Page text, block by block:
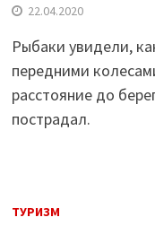
22.04.2020
Рыбаки увидели,
передними
расстояние до
пострадал.
ТУРИЗМ